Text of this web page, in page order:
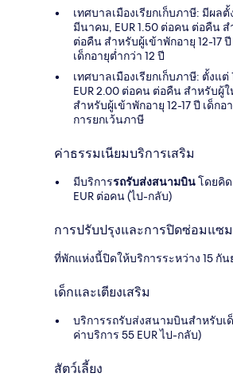
เทศบาลเมืองเรียกเก็บภาษี: มีผล
มีนาคม, EUR 1.50 ต่อคน ต่อคืน
ต่อคืน สำหรับผู้เข้าพักอายุ 12-17
เด็กอายุต่ำกว่า 12 ปี
เทศบาลเมืองเรียกเก็บภาษี: ตั้งแ
EUR 2.00 ต่อคน ต่อคืน สำหรับผู้
สำหรับผู้เข้าพักอายุ 12-17 ปี เด็กอ
การยกเว้นภาษี
ค่าธรรมเนียมบริการเสริม
มีบริการรถรับส่งสนามบินโดยคิด
EUR ต่อคน (ไป-กลับ)
การปรับปรุงและการปิดซ่อมแซม
ที่พักแห่งนี้ปิดให้บริการระหว่าง 15 กัน
เด็กและเตียงเสริม
บริการรถรับส่งสนามบินสำหรับเ
ค่าบริการ 55 EUR ไป-กลับ)
สัตว์เลี้ยง